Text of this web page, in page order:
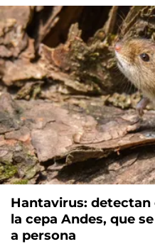
Hantavirus: detectan
la cepa Andes, que
a persona